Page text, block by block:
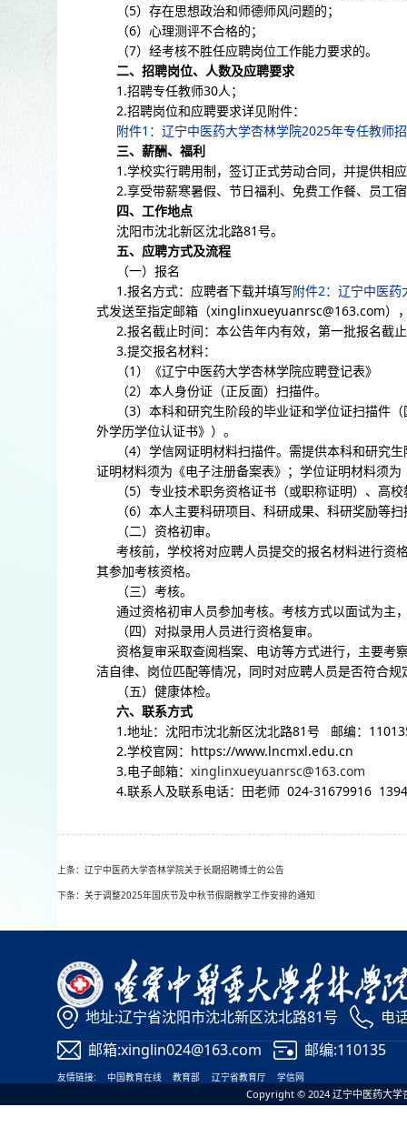
（5）存在思想政治和师德师风问题的；
（6）心理测评不合格的；
（7）经考核不胜任应聘岗位工作能力要求的。
二、招聘岗位、人数及应聘要求
1.招聘专任教师30人；
2.招聘岗位和应聘要求详见附件：
附件1：辽宁中医药大学杏林学院2025年专任教师
三、薪酬、福利
1.学校实行聘用制，签订正式劳动合同，并提供相
2.享受带薪寒暑假、节日福利、免费工作餐、员工
四、工作地点
沈阳市沈北新区沈北路81号。
五、应聘方式及流程
（一）报名
1.报名方式：应聘者下载并填写附件2：辽宁中医
式发送至指定邮箱（xinglinxueyuanrsc@163.com）
2.报名截止时间：本公告年内有效，第一批报名截
3.提交报名材料：
（1）《辽宁中医药大学杏林学院应聘登记表》
（2）本人身份证（正反面）扫描件。
（3）本科和研究生阶段的毕业证和学位证扫描件
外学历学位认证书》）。
（4）学信网证明材料扫描件。需提供本科和研究
证明材料须为《电子注册备案表》；学位证明材料须
（5）专业技术职务资格证书（或职称证明）、高
（6）本人主要科研项目、科研成果、科研奖励等
（二）资格初审。
考核前，学校将对应聘人员提交的报名材料进行资
其参加考核资格。
（三）考核。
通过资格初审人员参加考核。考核方式以面试为主
（四）对拟录用人员进行资格复审。
资格复审采取查阅档案、电访等方式进行，主要考
洁自律、岗位匹配等情况，同时对应聘人员是否符合
（五）健康体检。
六、联系方式
1.地址：沈阳市沈北新区沈北路81号 邮编：
2.学校官网：https://www.lncmxl.edu.cn
3.电子邮箱： xinglinxueyuanrsc@163.com
4.联系人及联系电话：田老师 024-31679916
上条：辽宁中医药大学杏林学院关于长期招聘博士的公告
下条：关于调整2025年国庆节及中秋节假期教学工作安排的通知
地址:辽宁省沈阳市沈北新区沈北路81号
电
邮箱:xinglin024@163.com
邮编:110135
友情链接: 中国教育在线 教育部 辽宁省教育厅 学信网
Copyright © 2024 辽宁中医药大